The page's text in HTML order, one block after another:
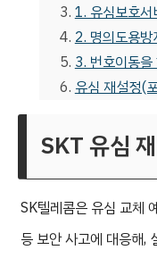
1. 유심보호서
2. 명의도용
3. 번호이동을
유심 재설정(
SKT 유심
SK텔레콤은 유심 교체
등 보안 사고에 대응해,